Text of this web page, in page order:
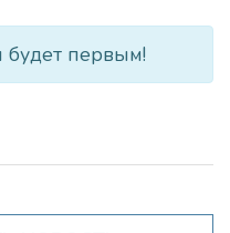
первым!